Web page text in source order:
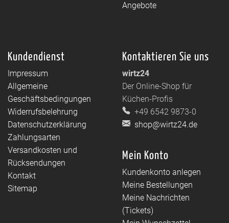
Angebote
Kundendienst
Impressum
Allgemeine
Geschäftsbedingungen
Widerrufsbelehrung
Datenschutzerklärung
Zahlungsarten
Versandkosten und
Rücksendungen
Kontakt
Sitemap
Kontaktieren Sie uns
wirtz24
Der Online-Shop für
Küchen-Profis
+49 6542 9873-0
shop@wirtz24.de
Mein Konto
Kundenkonto anlegen
Meine Bestellungen
Meine Nachrichten
(Tickets)